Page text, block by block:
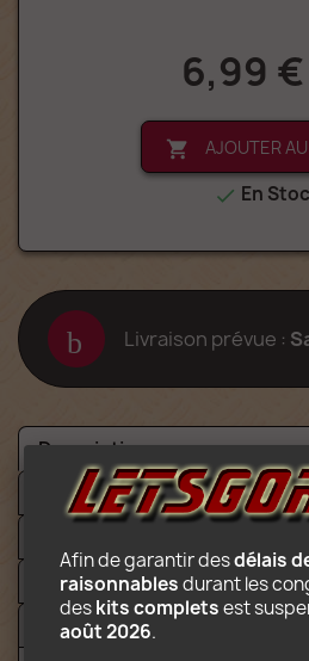
6,99 €
 AJOUTER
 En
Livraison prévue :
Description
Détails
Video
Avis (5)
Afin de garantir des délais
raisonnables durant les
des kits complets est
août 2026.